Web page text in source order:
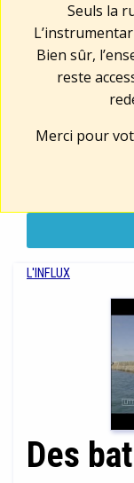
Seuls la
Bien sûr,
reste
Merci pour
L'INFLUX
Des